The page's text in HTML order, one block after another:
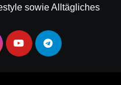
sowie Alltägliches